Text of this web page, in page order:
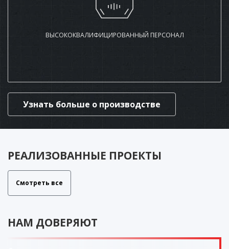
ВЫСОКОКВАЛИФИЦИРОВАННЫЙ ПЕРСОНАЛ
Узнать больше о производстве
РЕАЛИЗОВАННЫЕ ПРОЕКТЫ
Смотреть все
НАМ ДОВЕРЯЮТ